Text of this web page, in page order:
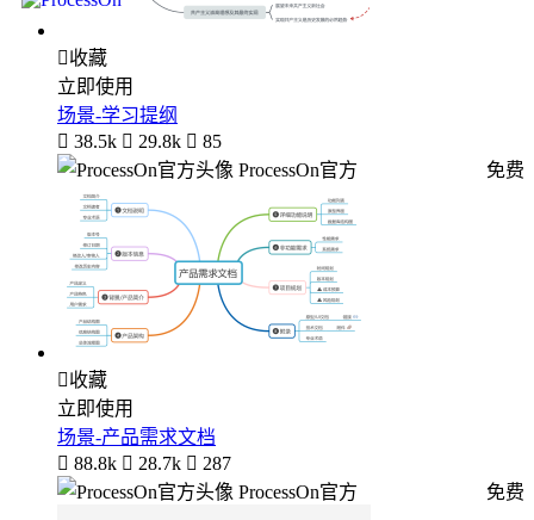
收藏
立即使用
场景-学习提纲
 38.5k  29.8k  85
ProcessOn官方
免费
收藏
立即使用
场景-产品需求文档
 88.8k  28.7k  287
ProcessOn官方
免费